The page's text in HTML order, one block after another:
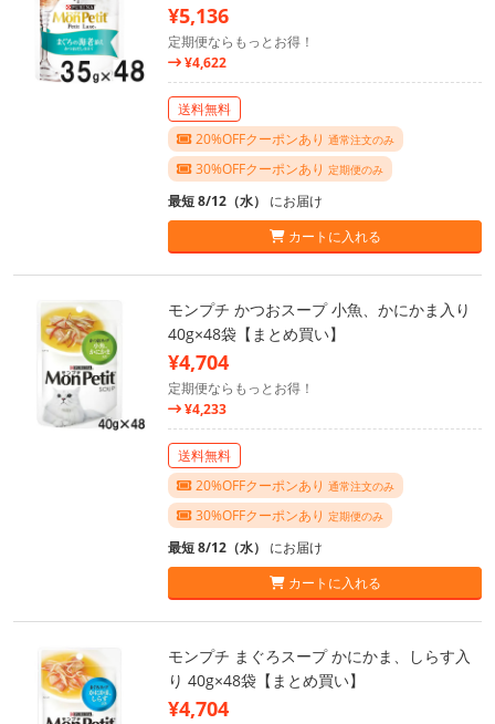
¥5,136
定期便ならもっとお得！
¥4,622
送料無料
20%OFFクーポンあり 通常注文のみ
30%OFFクーポンあり 定期便のみ
最短 8/12（水） にお届け
カートに入れる
モンプチ かつおスープ 小魚、かにかま入り
40g×48袋【まとめ買い】
¥4,704
定期便ならもっとお得！
¥4,233
送料無料
20%OFFクーポンあり 通常注文のみ
30%OFFクーポンあり 定期便のみ
最短 8/12（水） にお届け
カートに入れる
モンプチ まぐろスープ かにかま、しらす入
り 40g×48袋【まとめ買い】
¥4,704